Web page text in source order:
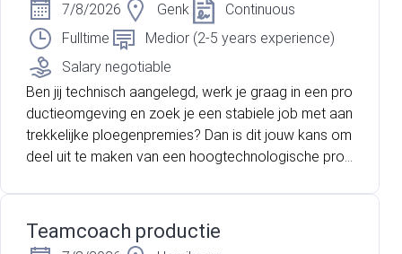
7/8/2026 Genk
Continuous
Fulltime
Medior (2-5 years experience)
Salary negotiable
Ben jij technisch aangelegd, werk je graag in een pro
ductieomgeving en zoek je een stabiele job met aan
trekkelijke ploegenpremies? Dan is dit jouw kans om
deel uit te maken van een hoogtechnologische prod
Voor een internationale marktleider in Genk zijn wij
dringend op zoek naar Technisch Operatoren voor e
en volcontinu systeem.
Teamcoach productie